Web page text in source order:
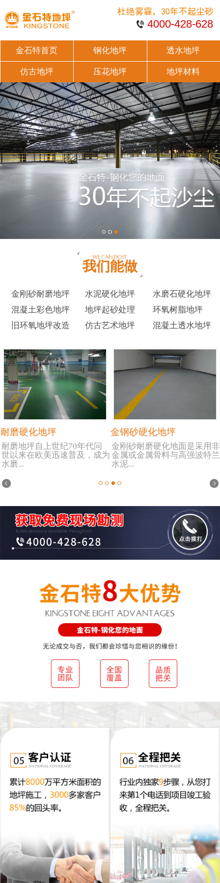
4000-428-628
金石特首页 钢化地坪 透水地坪
仿古地坪 压花地坪 地坪材料
我们能做
金刚砂耐磨地坪 水泥硬化地坪
水磨石硬化地坪
混凝土彩色地坪
地坪起砂处理
环氧树脂地坪
旧环氧地坪改造
仿古艺术地坪 混凝土透水地坪
耐磨硬化地坪
耐磨地坪自上世纪70年代问
世以来在欧美迅速普及，成为
水磨...
金钢砂硬化地坪
金刚砂耐磨硬化地面是采用非
金属或金属骨料与高强波特兰
水泥...